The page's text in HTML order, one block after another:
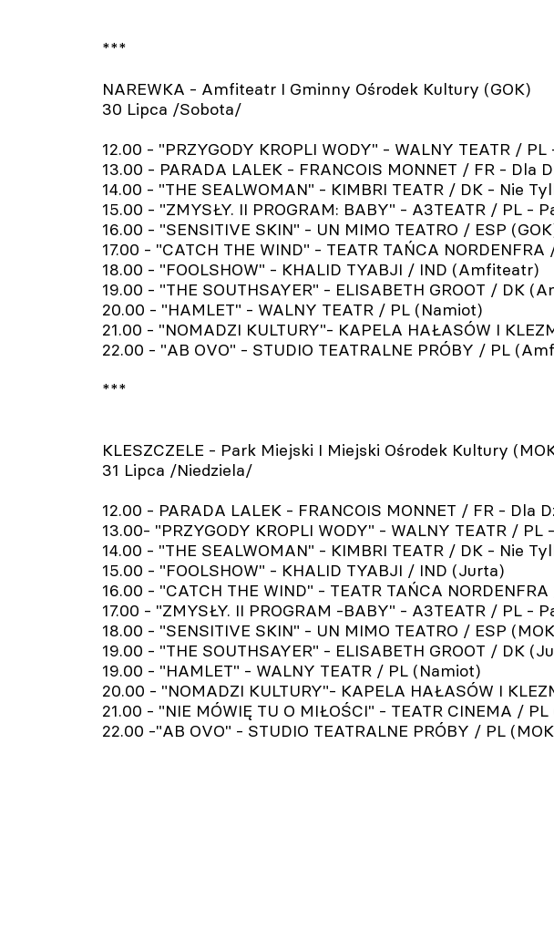
***
NAREWKA - Amfiteatr I Gminny Ośrodek Kultury (GOK)
30 Lipca /Sobota/
12.00 - "PRZYGODY KROPLI WODY" - WALNY TEATR /
13.00 - PARADA LALEK - FRANCOIS MONNET / FR - Dla
14.00 - "THE SEALWOMAN" - KIMBRI TEATR / DK - Nie
15.00 - "ZMYSŁY. II PROGRAM: BABY" - A3TEATR / PL -
16.00 - "SENSITIVE SKIN" - UN MIMO TEATRO / ESP
17.00 - "CATCH THE WIND" - TEATR TAŃCA
18.00 - "FOOLSHOW" - KHALID TYABJI / IND (Amfiteatr)
19.00 - "THE SOUTHSAYER" - ELISABETH GROOT / DK
20.00 - "HAMLET" - WALNY TEATR / PL (Namiot)
21.00 - "NOMADZI KULTURY"- KAPELA HAŁASÓW I
22.00 - "AB OVO" - STUDIO TEATRALNE PRÓBY / PL
***
KLESZCZELE - Park Miejski I Miejski Ośrodek Kultury
31 Lipca /Niedziela/
12.00 - PARADA LALEK - FRANCOIS MONNET / FR - Dla
13.00- "PRZYGODY KROPLI WODY" - WALNY TEATR /
14.00 - "THE SEALWOMAN" - KIMBRI TEATR / DK - Nie
15.00 - "FOOLSHOW" - KHALID TYABJI / IND (Jurta)
16.00 - "CATCH THE WIND" - TEATR TAŃCA
17.00 - "ZMYSŁY. II PROGRAM -BABY" - A3TEATR / PL -
18.00 - "SENSITIVE SKIN" - UN MIMO TEATRO / ESP
19.00 - "THE SOUTHSAYER" - ELISABETH GROOT / DK
19.00 - "HAMLET" - WALNY TEATR / PL (Namiot)
20.00 - "NOMADZI KULTURY"- KAPELA HAŁASÓW I
21.00 - "NIE MÓWIĘ TU O MIŁOŚCI" - TEATR CINEMA /
22.00 -"AB OVO" - STUDIO TEATRALNE PRÓBY / PL